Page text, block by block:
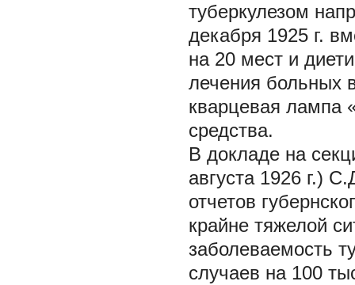
туберкулезом
декабря 1925 г.
на 20 мест и
лечения больных
кварцевая лампа
средства.
В докладе на
августа 1926 г.)
отчетов
крайне тяжелой
заболеваемость
случаев на 100